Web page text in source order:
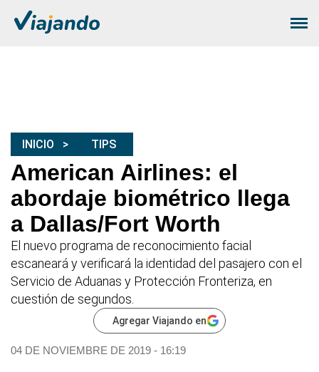
INICIO TIPS
American Airlines: el
abordaje biométrico llega
a Dallas/Fort Worth
El nuevo programa de reconocimiento facial
escaneará y verificará la identidad del pasajero con el
Servicio de Aduanas y Protección Fronteriza, en
cuestión de segundos.
Agregar Viajando en
04 DE NOVIEMBRE DE 2019 - 16:19